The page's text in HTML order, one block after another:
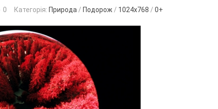
0 Категорія: Природа / Подорож / 1024x768 / 0+